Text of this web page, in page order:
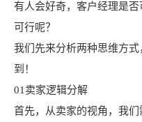
有人会好奇，客户经理是
可行呢？
我们先来分析两种思维方
到！
01卖家逻辑分解
首先，从卖家的视角，我